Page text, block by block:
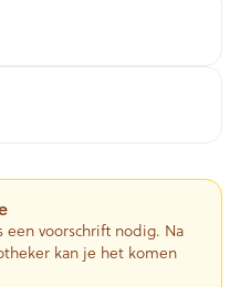
voorschrift nodig. Na
kan je het komen